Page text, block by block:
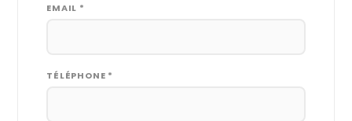
EMAIL *
TÉLÉPHONE *